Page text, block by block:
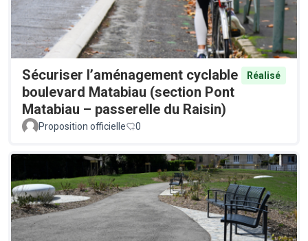
Sécuriser l’aménagement cyclable
boulevard Matabiau (section Pont
Matabiau – passerelle du Raisin)
Réalisé
Proposition officielle 0